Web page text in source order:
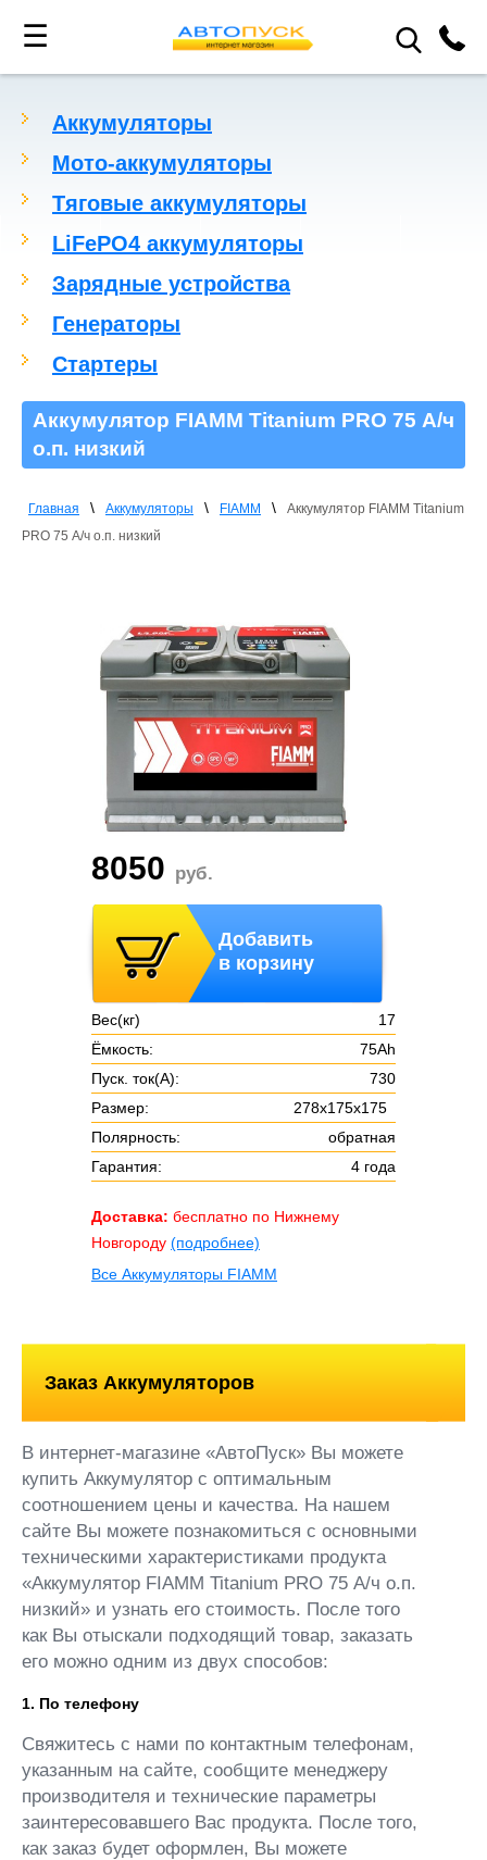
☰
Аккумуляторы
Мото-аккумуляторы
Тяговые аккумуляторы
LiFePO4 аккумуляторы
Зарядные устройства
Генераторы
Стартеры
Аккумулятор FIAMM Titanium PRO 75 А/ч
о.п. низкий
Главная \ Аккумуляторы \ FIAMM \
Аккумулятор FIAMM Titanium
PRO 75 А/ч о.п. низкий
8050 руб.
Добавить
в корзину
Вес(кг)
17
Ёмкость:
75Ah
Пуск. ток(А):
730
Размер:
278х175х175
Полярность:
обратная
Гарантия:
4 года
Доставка: бесплатно по Нижнему
Новгороду (подробнее)
Все Аккумуляторы FIAMM
Заказ Аккумуляторов
В интернет-магазине «АвтоПуск» Вы можете
купить Аккумулятор с оптимальным
соотношением цены и качества. На нашем
сайте Вы можете познакомиться с основными
техническими характеристиками продукта
«Аккумулятор FIAMM Titanium PRO 75 А/ч о.п.
низкий» и узнать его стоимость. После того
как Вы отыскали подходящий товар, заказать
его можно одним из двух способов:
1. По телефону
Свяжитесь с нами по контактным телефонам,
указанным на сайте, сообщите менеджеру
производителя и технические параметры
заинтересовавшего Вас продукта. После того,
как заказ будет оформлен, Вы можете